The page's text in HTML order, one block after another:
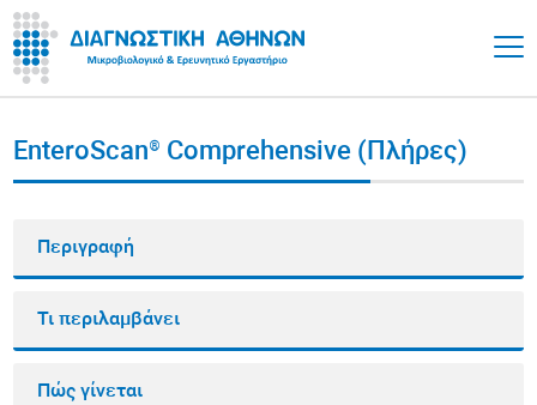
EnteroScan® Comprehensive (Πλήρες)
Περιγραφή
Τι περιλαμβάνει
Πώς γίνεται